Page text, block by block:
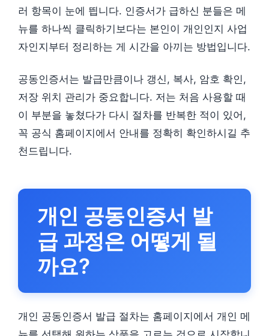
러 항목이 눈에 띕니다. 인증서가 급하신 분들은 메
뉴를 하나씩 클릭하기보다는 본인이 개인인지 사업
자인지부터 정리하는 게 시간을 아끼는 방법입니다.
공동인증서는 발급만큼이나 갱신, 복사, 암호 확인,
저장 위치 관리가 중요합니다. 저는 처음 사용할 때
이 부분을 놓쳤다가 다시 절차를 반복한 적이 있어,
꼭 공식 홈페이지에서 안내를 정확히 확인하시길 추
천드립니다.
개인 공동인증서 발
급 과정은 어떻게 될
까요?
개인 공동인증서 발급 절차는 홈페이지에서 개인 메